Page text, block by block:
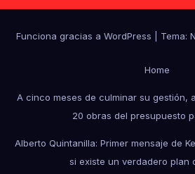
Funciona gracias a WordPress Tema:
Home
A cinco meses de culminar su gestión,
20 obras del presupuesto
Alberto Quintanilla: Primer mensaje de
si existe un verdadero plan